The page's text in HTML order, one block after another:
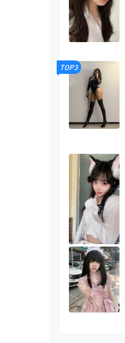
TOP3